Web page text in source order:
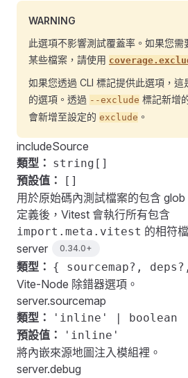
WARNING
此選項不影響測試覆蓋率。如果您
某些檔案，請使用
如果您透過 CLI 標記提供此選項，這
的選項。透過 --exclude 標記新增
會新增至設定的 exclude 。
includeSource
類型： string[]
預設值： []
用於原始碼內測試檔案的包含 glob
定義後，Vitest 會執行所有包含
import.meta.vitest 的相符
server
0.34.0+
類型： { sourcemap?,
Vite-Node 除錯器選項。
server.sourcemap
類型：
'inline' | boolean
預設值： 'inline'
將內嵌來源地圖注入模組裡。
server.debug